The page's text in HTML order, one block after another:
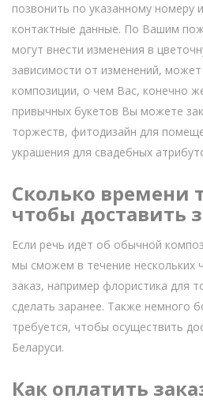
позвонить по указанному номеру
контактные данные. По Вашим
могут внести изменения в
зависимости от изменений,
композиции, о чем Вас, конечно
привычных букетов Вы можете
торжеств, фитодизайн для
украшения для свадебных
Сколько времени
чтобы доставить
Если речь идет об обычной
мы сможем в течение нескольких
заказ, например флористика для
сделать заранее. Также немного
требуется, чтобы осуществить
Беларуси.
Как оплатить